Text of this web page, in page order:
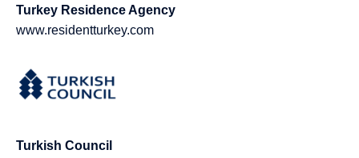
Turkey Residence Agency
www.residentturkey.com
Turkish Council